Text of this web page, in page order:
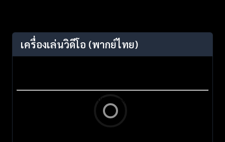
เครื่องเล่นวิดีโอ (พากย์ไทย)